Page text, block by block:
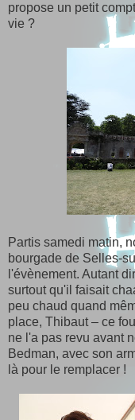
propose un petit
vie ?
Partis samedi matin,
bourgade de Selles-
l'évènement. Autant
surtout qu'il faisait
peu chaud quand
place, Thibaut – ce
ne l'a pas revu avant
Bedman, avec son
là pour le remplacer !